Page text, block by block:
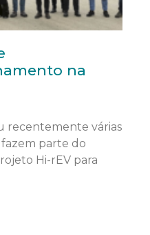
na
recentemente várias
parte do
Hi-rEV para